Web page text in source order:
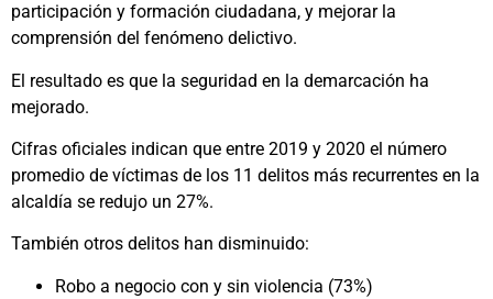
participación y formación ciudadana, y mejorar la
comprensión del fenómeno delictivo.
El resultado es que la seguridad en la demarcación ha
mejorado.
Cifras oficiales indican que entre 2019 y 2020 el número
promedio de víctimas de los 11 delitos más recurrentes en la
alcaldía se redujo un 27%.
También otros delitos han disminuido:
Robo a negocio con y sin violencia (73%)